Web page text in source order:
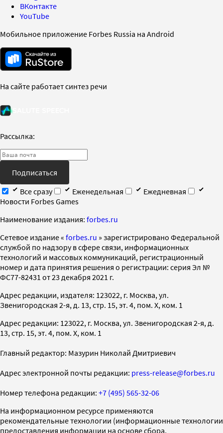
ВКонтакте
YouTube
Мобильное приложение Forbes Russia на Android
На сайте работает синтез речи
Рассылка:
Подписаться
Все сразу
Еженедельная
Ежедневная
Новости Forbes Games
Наименование издания: forbes.ru
Cетевое издание « forbes.ru » зарегистрировано Федеральной
службой по надзору в сфере связи, информационных
технологий и массовых коммуникаций, регистрационный
номер и дата принятия решения о регистрации: серия Эл №
ФС77-82431 от 23 декабря 2021 г.
Адрес редакции, издателя: 123022, г. Москва, ул.
Звенигородская 2-я, д. 13, стр. 15, эт. 4, пом. X, ком. 1
Адрес редакции: 123022, г. Москва, ул. Звенигородская 2-я, д.
13, стр. 15, эт. 4, пом. X, ком. 1
Главный редактор: Мазурин Николай Дмитриевич
Адрес электронной почты редакции: press-release@forbes.ru
Номер телефона редакции: +7 (495) 565-32-06
На информационном ресурсе применяются
рекомендательные технологии (информационные технологии
предоставления информации на основе сбора,